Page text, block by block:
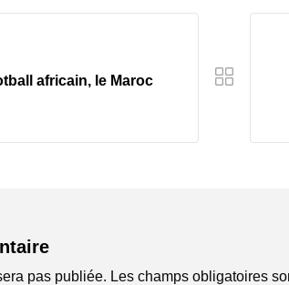
africain, le Maroc
pas publiée. Les champs obligatoires